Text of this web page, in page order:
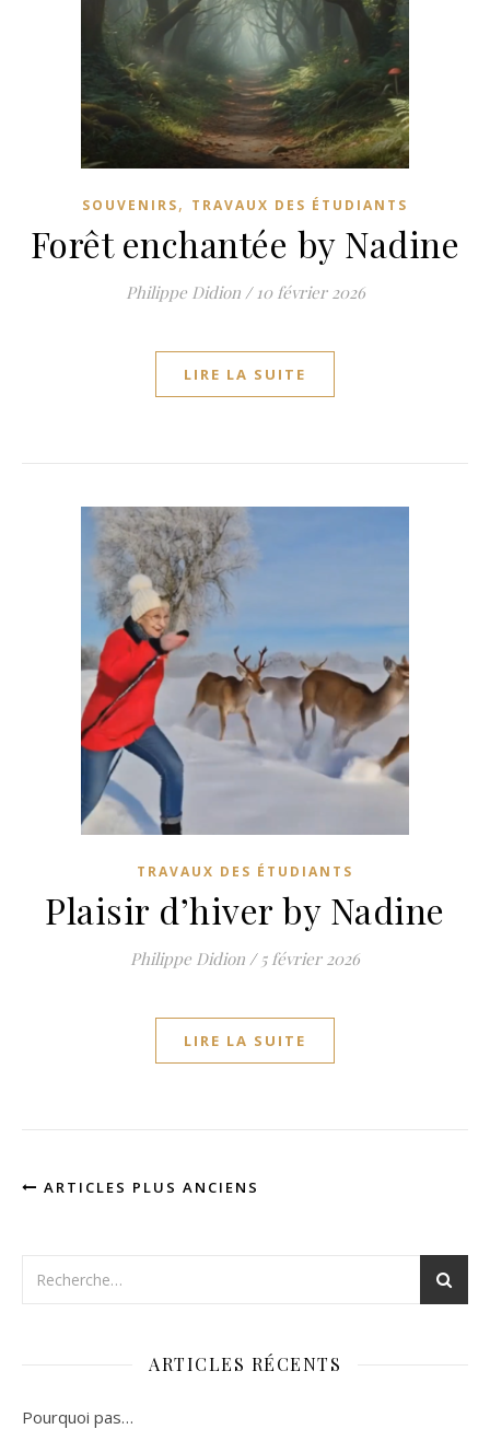
SOUVENIRS, TRAVAUX DES ÉTUDIANTS
Forêt enchantée by Nadine
Philippe Didion / 10 février 2026
LIRE LA SUITE
TRAVAUX DES ÉTUDIANTS
Plaisir d’hiver by Nadine
Philippe Didion / 5 février 2026
LIRE LA SUITE
ARTICLES PLUS ANCIENS
ARTICLES RÉCENTS
Pourquoi pas…